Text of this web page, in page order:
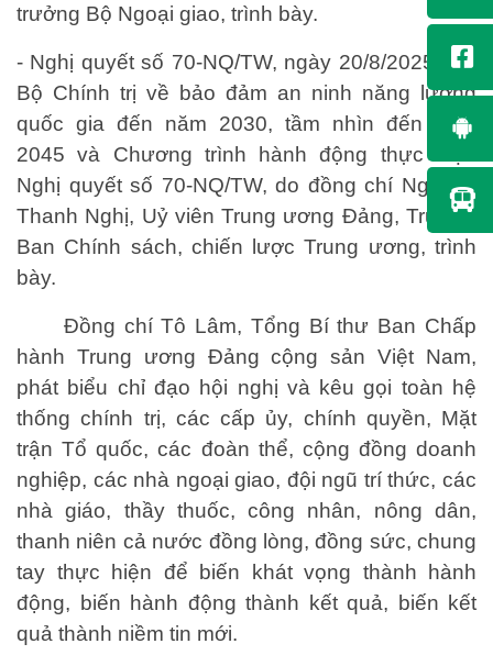
trưởng Bộ Ngoại giao, trình bày.
- Nghị quyết số 70-NQ/TW, ngày 20/8/2025 của
Bộ Chính trị về bảo đảm an ninh năng lượng
quốc gia đến năm 2030, tầm nhìn đến năm
2045 và Chương trình hành động thực hiện
Nghị quyết số 70-NQ/TW, do đồng chí Nguyễn
Thanh Nghị, Uỷ viên Trung ương Đảng, Trưởng
Ban Chính sách, chiến lược Trung ương, trình
bày.
Đồng chí Tô Lâm, Tổng Bí thư Ban Chấp
hành Trung ương Đảng cộng sản Việt Nam,
phát biểu chỉ đạo hội nghị và kêu gọi toàn hệ
thống chính trị, các cấp ủy, chính quyền, Mặt
trận Tổ quốc, các đoàn thể, cộng đồng doanh
nghiệp, các nhà ngoại giao, đội ngũ trí thức, các
nhà giáo, thầy thuốc, công nhân, nông dân,
thanh niên cả nước đồng lòng, đồng sức, chung
tay thực hiện để biến khát vọng thành hành
động, biến hành động thành kết quả, biến kết
quả thành niềm tin mới.